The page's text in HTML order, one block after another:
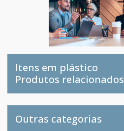
Itens em plástico
Produtos relacionados
Outras categorias